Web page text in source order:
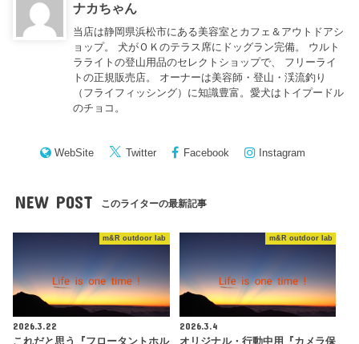
ナカちゃん
当店は静岡県浜松市にある美容室とカフェ＆アウトドアシ
ョップ。 犬がＯＫのテラス席にドッグラン完備。 ウルト
ラライトの登山用品のセレクトショップで、 フリーライ
トの正規販売店。 オーナーは美容師・登山・渓流釣り
（フライフィッシング）に知識豊富。愛犬はトイプードル
のチョコ。
WebSite Twitter Facebook Instagram
NEW POST このライターの最新記事
m&R outdoor lab
2026.3.22
m&R outdoor lab
2026.3.4